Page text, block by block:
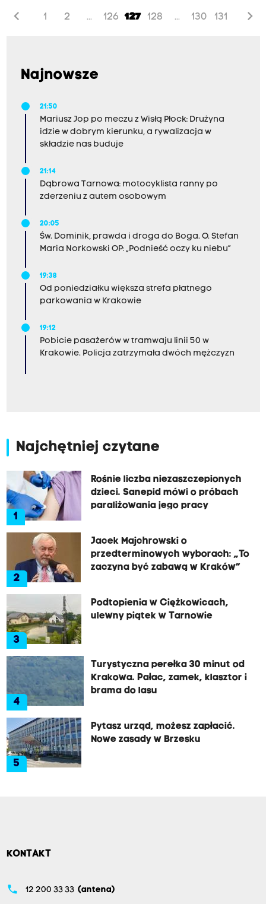
chevron_left 1 2 ... 126 127 128 ... 130 131 chevron_right
Najnowsze
21:50
Mariusz Jop po meczu z Wisłą Płock: Drużyna
idzie w dobrym kierunku, a rywalizacja w
składzie nas buduje
21:14
Dąbrowa Tarnowa: motocyklista ranny po
zderzeniu z autem osobowym
20:05
Św. Dominik, prawda i droga do Boga. O. Stefan
Maria Norkowski OP: „Podnieść oczy ku niebu”
19:38
Od poniedziałku większa strefa płatnego
parkowania w Krakowie
19:12
Pobicie pasażerów w tramwaju linii 50 w
Krakowie. Policja zatrzymała dwóch mężczyzn
Najchętniej czytane
1
Rośnie liczba niezaszczepionych
dzieci. Sanepid mówi o próbach
paraliżowania jego pracy
2
Jacek Majchrowski o
przedterminowych wyborach: „To
zaczyna być zabawą w Kraków”
3
Podtopienia w Ciężkowicach,
ulewny piątek w Tarnowie
4
Turystyczna perełka 30 minut od
Krakowa. Pałac, zamek, klasztor i
brama do lasu
5
Pytasz urząd, możesz zapłacić.
Nowe zasady w Brzesku
KONTAKT
phone 12 200 33 33 (antena)